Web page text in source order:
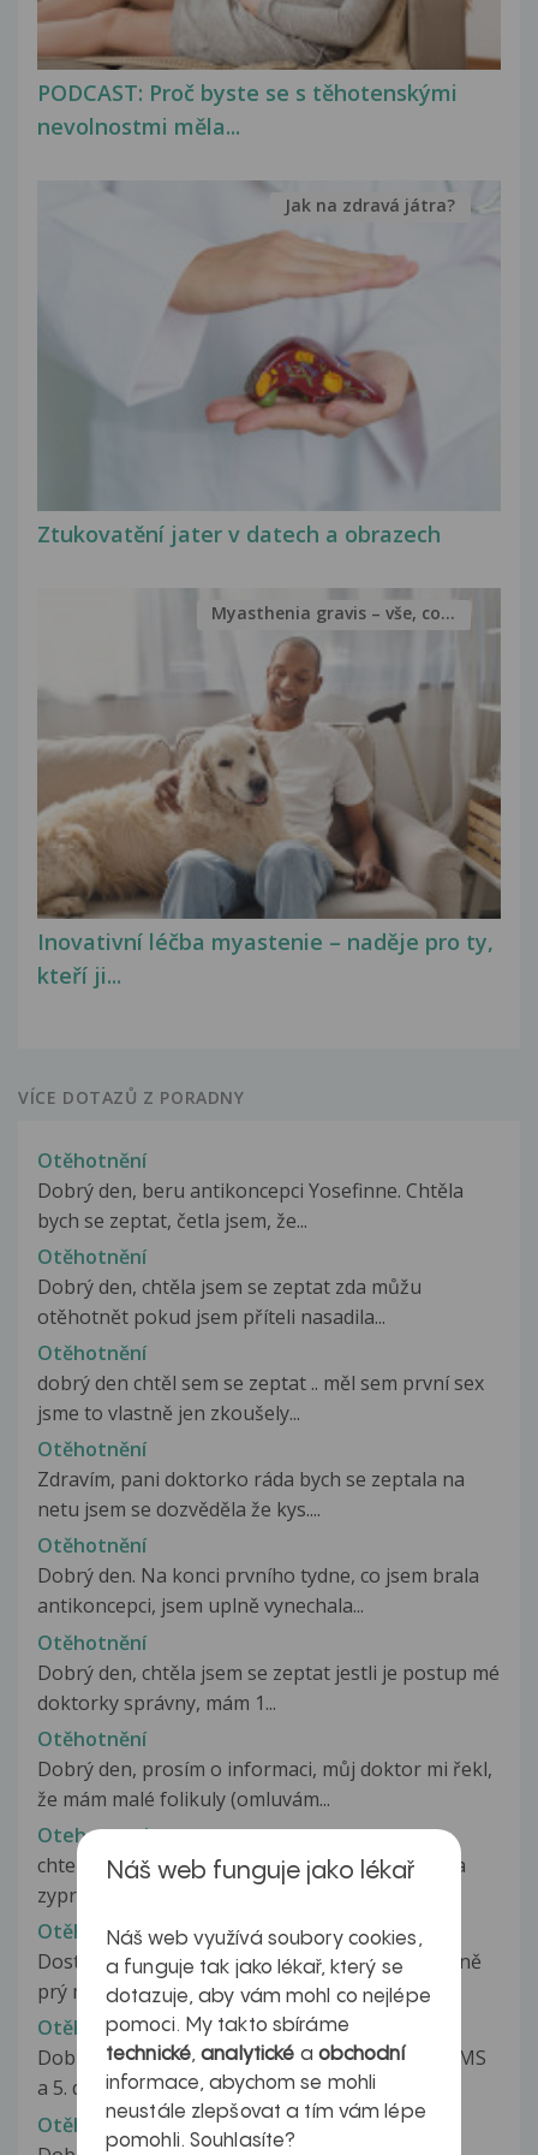
PODCAST: Proč byste se s těhotenskými
nevolnostmi měla...
Ztukovatění jater v datech a obrazech
Jak na zdravá játra?
Inovativní léčba myastenie – naděje pro ty,
kteří ji...
Myasthenia gravis – vše, co...
VÍCE DOTAZŮ Z PORADNY
Otěhotnění
Dobrý den, beru antikoncepci Yosefinne. Chtěla
bych se zeptat, četla jsem, že...
Otěhotnění
Dobrý den, chtěla jsem se zeptat zda můžu
otěhotnět pokud jsem příteli nasadila...
Otěhotnění
dobrý den chtěl sem se zeptat .. měl sem první sex
jsme to vlastně jen zkoušely...
Otěhotnění
Zdravím, pani doktorko ráda bych se zeptala na
netu jsem se dozvěděla že kys....
Otěhotnění
Dobrý den. Na konci prvního tydne, co jsem brala
antikoncepci, jsem uplně vynechala...
Otěhotnění
Dobrý den, chtěla jsem se zeptat jestli je postup mé
doktorky správny, mám 1...
Otěhotnění
Dobrý den, prosím o informaci, můj doktor mi řekl,
že mám malé folikuly (omluvám...
Otehotneni
chtela bych vjedet zda ma vliv kdyz manzel uziva
zyprexsu a ja bych otehotnela...
Otěhotnění
Dostala jsem od paní doktorky estrofen 1x denně
prý my to pomůže otěhotnět ?...
Otěhotnění
Dobrý den,aplikovali mi antikoncepci od 3. dne MS
a 5. den po aplikaci Depo...
Otěhotnění
Náš web funguje jako lékař
Náš web využívá soubory cookies,
a funguje tak jako lékař, který se
dotazuje, aby vám mohl co nejlépe
pomoci. My takto sbíráme
technické,analytické a obchodní
informace, abychom se mohli
neustále zlepšovat a tím vám lépe
pomohli. Souhlasíte?